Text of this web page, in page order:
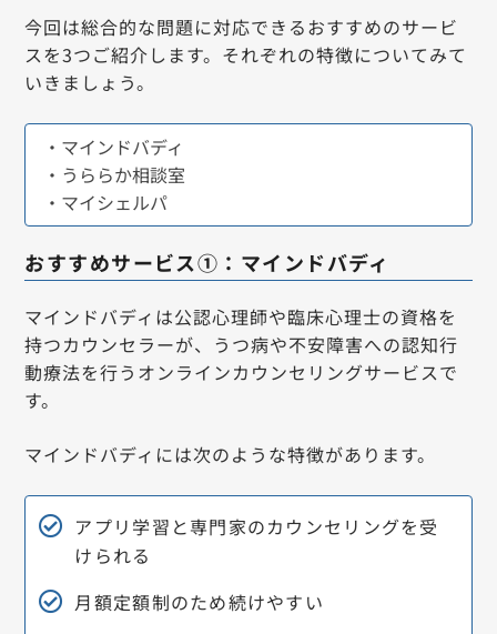
今回は総合的な問題に対応できるおすすめのサービ
スを3つご紹介します。それぞれの特徴についてみて
いきましょう。
・マインドバディ
・うららか相談室
・マイシェルパ
おすすめサービス①：マインドバディ
マインドバディは公認心理師や臨床心理士の資格を
持つカウンセラーが、うつ病や不安障害への認知行
動療法を行うオンラインカウンセリングサービスで
す。
マインドバディには次のような特徴があります。
アプリ学習と専門家のカウンセリングを受
けられる
月額定額制のため続けやすい